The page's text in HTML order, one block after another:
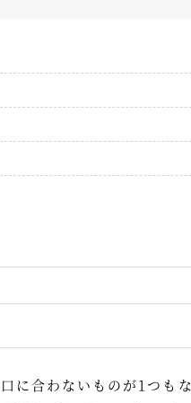
に合わないものが1つも